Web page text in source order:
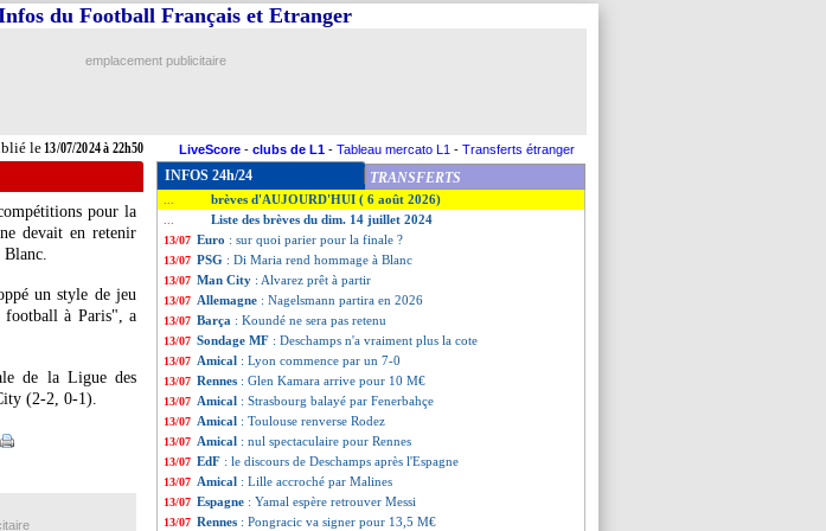
le13/07/2024 à 22h50
du Football Français et Etranger
emplacement publicitaire
LiveScore - clubs de L1 - Tableau mercato L1 - Transferts étranger
pour la
devait en retenir
Blanc.
un style de jeu
football à Paris", a
de la Ligue des
(2-2, 0-1).
INFOS 24h/24 TRANSFERTS
brèves d'AUJOURD'HUI ( 6 août 2026)
Liste des brèves du dim. 14 juillet 2024
13/07 Euro : sur quoi parier pour la finale ?
13/07 PSG : Di Maria rend hommage à Blanc
13/07 Man City : Alvarez prêt à partir
13/07 Allemagne : Nagelsmann partira en 2026
13/07 Barça : Koundé ne sera pas retenu
13/07 Sondage MF : Deschamps n'a vraiment plus la cote
13/07 Amical : Lyon commence par un 7-0
13/07 Rennes : Glen Kamara arrive pour 10 M€
13/07 Amical : Strasbourg balayé par Fenerbahçe
13/07 Amical : Toulouse renverse Rodez
13/07 Amical : nul spectaculaire pour Rennes
13/07 EdF : le discours de Deschamps après l'Espagne
13/07 Amical : Lille accroché par Malines
13/07 Espagne : Yamal espère retrouver Messi
13/07 Rennes : Pongracic va signer pour 13,5 M€